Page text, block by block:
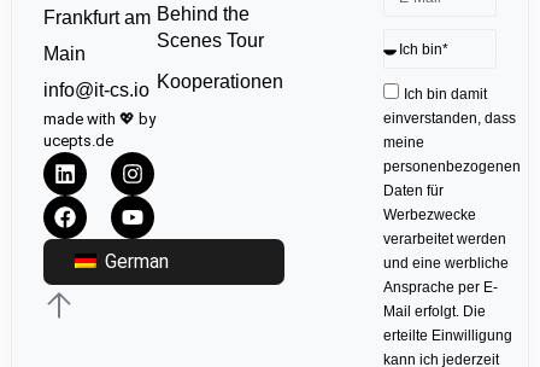
Frankfurt am
Main
info@it-cs.io
made with 💖 by
ucepts.de
German
Behind the
Scenes Tour
Kooperationen
Ich bin damit
einverstanden, dass
meine
personenbezogenen
Daten für
Werbezwecke
verarbeitet werden
und eine werbliche
Ansprache per E-
Mail erfolgt. Die
erteilte Einwilligung
kann ich jederzeit